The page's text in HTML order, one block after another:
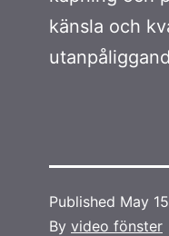
känsla och
Published May
By video fönster